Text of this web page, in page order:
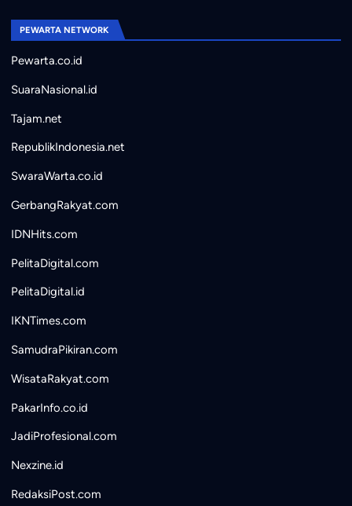
PEWARTA NETWORK
Pewarta.co.id
SuaraNasional.id
Tajam.net
RepublikIndonesia.net
SwaraWarta.co.id
GerbangRakyat.com
IDNHits.com
PelitaDigital.com
PelitaDigital.id
IKNTimes.com
SamudraPikiran.com
WisataRakyat.com
PakarInfo.co.id
JadiProfesional.com
Nexzine.id
RedaksiPost.com